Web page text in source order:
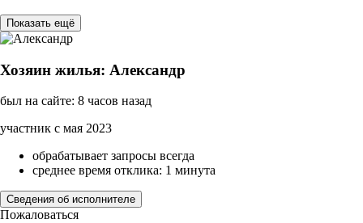
Показать ещё
Хозяин жилья: Александр
был на сайте: 8 часов назад
участник с мая 2023
обрабатывает запросы всегда
среднее время отклика: 1 минута
Сведения об исполнителе
Пожаловаться